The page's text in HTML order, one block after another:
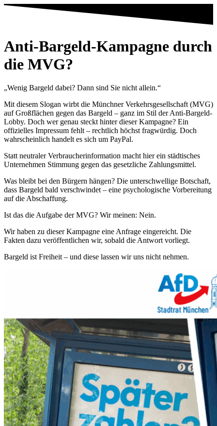
Anti-Bargeld-Kampagne durch
die MVG?
„Wenig Bargeld dabei? Dann sind Sie nicht allein.“
Mit diesem Slogan wirbt die Münchner Verkehrsgesellschaft (MVG)
auf Großflächen gegen das Bargeld – ganz im Stil der Anti-Bargeld-
Lobby. Doch wer genau steckt hinter dieser Kampagne? Ein
offizielles Impressum fehlt – rechtlich höchst fragwürdig. Doch
wahrscheinlich handelt es sich um PayPal.
Statt neutraler Verbraucherinformation macht hier ein städtisches
Unternehmen Stimmung gegen das gesetzliche Zahlungsmittel.
Was bleibt bei den Bürgern hängen? Die unterschwellige Botschaft,
dass Bargeld bald verschwindet – eine psychologische Vorbereitung
auf die Abschaffung.
Ist das die Aufgabe der MVG? Wir meinen: Nein.
Wir haben zu dieser Kampagne eine Anfrage eingereicht. Die
Fakten dazu veröffentlichen wir, sobald die Antwort vorliegt.
Bargeld ist Freiheit – und diese lassen wir uns nicht nehmen.